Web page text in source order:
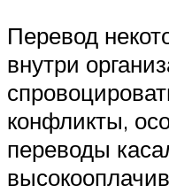
Перевод
внутри
конфликты,
переводы